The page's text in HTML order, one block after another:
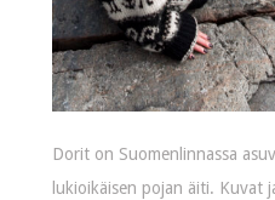
Dorit on Suomenlinnassa
lukioikäisen pojan äiti. Kuvat